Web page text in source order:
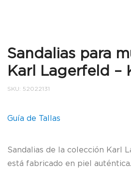
Sandalias para
Karl Lagerfeld –
SKU: 52022131
Guía de Tallas
Sandalias de la colección Karl
está fabricado en piel auténtica.